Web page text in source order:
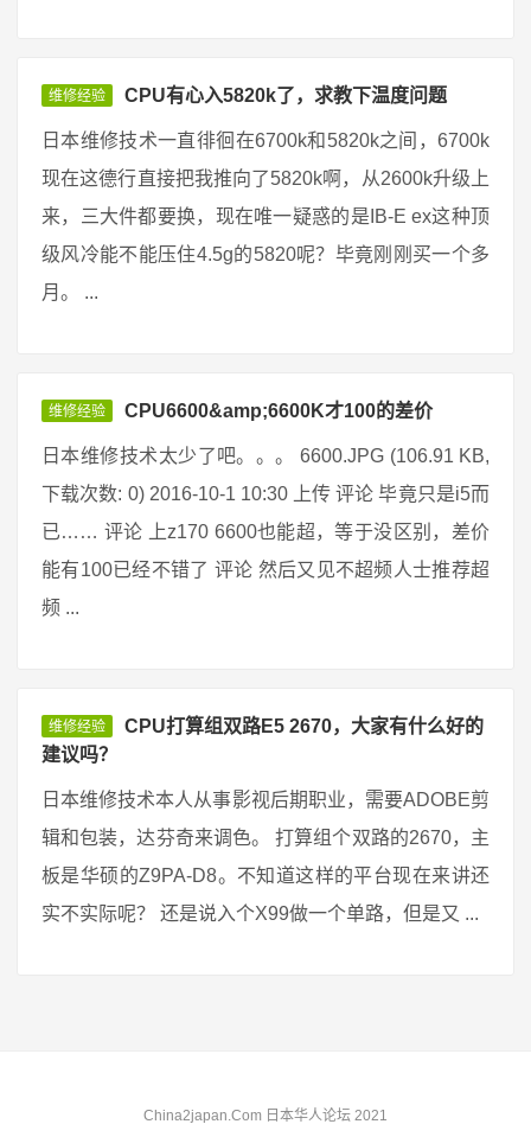
维修经验 CPU有心入5820k了，求教下温度问题
日本维修技术一直徘徊在6700k和5820k之间，6700k
现在这德行直接把我推向了5820k啊，从2600k升级上
来，三大件都要换，现在唯一疑惑的是IB-E ex这种顶
级风冷能不能压住4.5g的5820呢？毕竟刚刚买一个多
月。 ...
维修经验 CPU6600&amp;6600K才100的差价
日本维修技术太少了吧。。。 6600.JPG (106.91 KB,
下载次数: 0) 2016-10-1 10:30 上传 评论 毕竟只是i5而
已…… 评论 上z170 6600也能超，等于没区别，差价
能有100已经不错了 评论 然后又见不超频人士推荐超
频 ...
维修经验
CPU打算组双路E5 2670，大家有什么好的
建议吗？
日本维修技术本人从事影视后期职业，需要ADOBE剪
辑和包装，达芬奇来调色。 打算组个双路的2670，主
板是华硕的Z9PA-D8。不知道这样的平台现在来讲还
实不实际呢？ 还是说入个X99做一个单路，但是又 ...
China2japan.Com 日本华人论坛 2021